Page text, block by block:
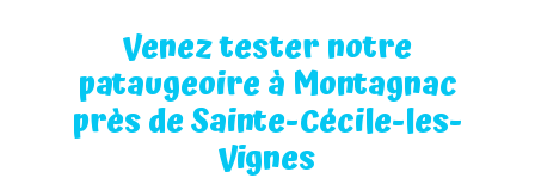
Venez tester notre
pataugeoire à Montagnac
près de Sainte-Cécile-les-
Vignes